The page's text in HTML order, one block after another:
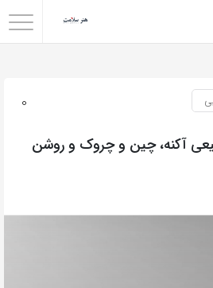
0
آکنه، چین و چروک و روشن